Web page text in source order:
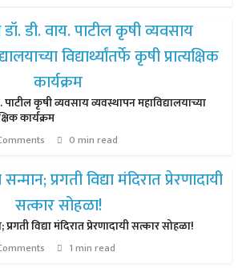
कृषी व्यवसाय व्यवस्थापन महाविद्यालयाच्या
कार्यक्रम
0 min read
विद्या मंदिरात प्रेरणादायी सत्कार सोहळा!
1 min read